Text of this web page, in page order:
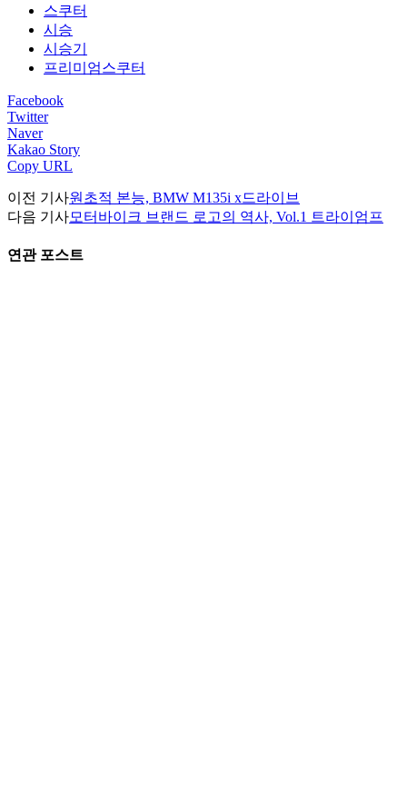
스쿠터
시승
시승기
프리미엄스쿠터
Facebook
Twitter
Naver
Kakao Story
Copy URL
이전 기사원초적 본능, BMW M135i x드라이브
다음 기사모터바이크 브랜드 로고의 역사, Vol.1 트라이엄프
연관 포스트